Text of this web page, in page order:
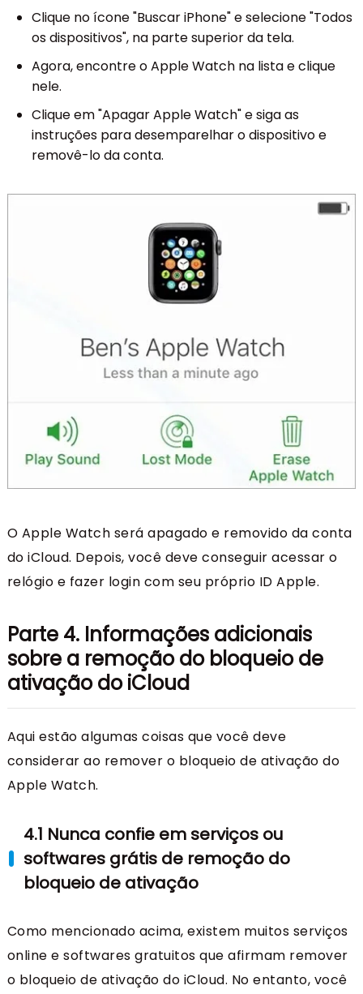
Clique no ícone "Buscar iPhone" e selecione "Todos
os dispositivos", na parte superior da tela.
Agora, encontre o Apple Watch na lista e clique
nele.
Clique em "Apagar Apple Watch" e siga as
instruções para desemparelhar o dispositivo e
removê-lo da conta.
O Apple Watch será apagado e removido da conta
do iCloud. Depois, você deve conseguir acessar o
relógio e fazer login com seu próprio ID Apple.
Parte 4. Informações adicionais
sobre a remoção do bloqueio de
ativação do iCloud
Aqui estão algumas coisas que você deve
considerar ao remover o bloqueio de ativação do
Apple Watch.
4.1 Nunca confie em serviços ou
softwares grátis de remoção do
bloqueio de ativação
Como mencionado acima, existem muitos serviços
online e softwares gratuitos que afirmam remover
o bloqueio de ativação do iCloud. No entanto, você